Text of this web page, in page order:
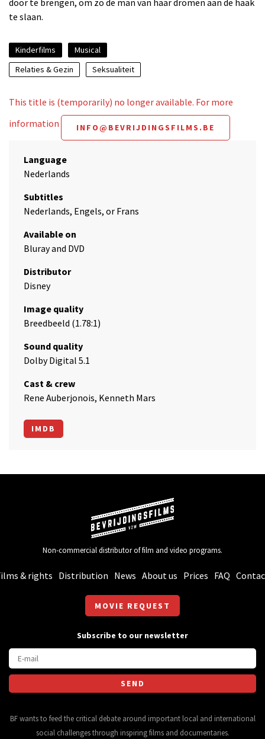
door te brengen, om zo de man van haar dromen aan de haak
te slaan.
Kinderfilms
Musical
Relaties & Gezin
Seksualiteit
This title is (temporarily) no longer available. For more
information
INFO@BEVRIJDINGSFILMS.BE
Language
Nederlands
Subtitles
Nederlands, Engels, or Frans
Available on
Bluray and DVD
Distributor
Disney
Image quality
Breedbeeld (1.78:1)
Sound quality
Dolby Digital 5.1
Cast & crew
Rene Auberjonois, Kenneth Mars
IMDB
Non-commercial distributor of film and video programs.
& rights Distribution News About us Prices FAQ
MOVIE REQUEST
Subscribe to our newsletter
BF wants to feed the critical debate around important local and international
social challenges through inspiring films and documentaries.